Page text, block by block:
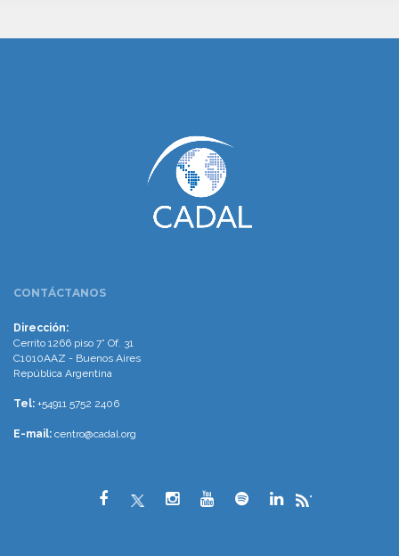
CONTÁCTANOS
Dirección:
Cerrito 1266 piso 7° Of. 31
C1010AAZ - Buenos Aires
República Argentina
Tel: +54911 5752 2406
E-mail: centro@cadal.org
"